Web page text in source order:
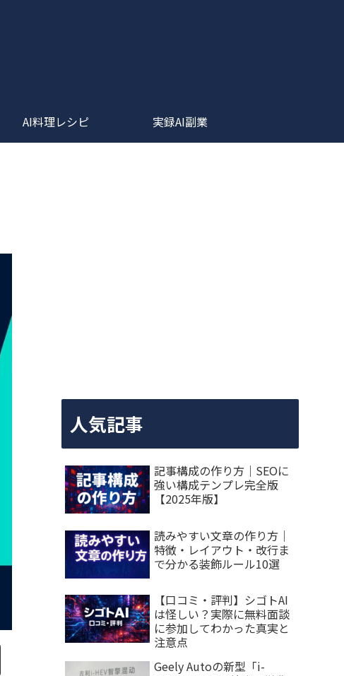
AI料理レシピ 実録AI副業
人気記事
記事構成の作り方｜SEOに
強い構成テンプレ完全版
【2025年版】
読みやすい文章の作り方｜
特徴・レイアウト・改行ま
で分かる装飾ルール10選
【口コミ・評判】シゴトAI
は怪しい？実際に無料面談
に参加してわかった真実と
注意点
Geely Autoの新型「i-